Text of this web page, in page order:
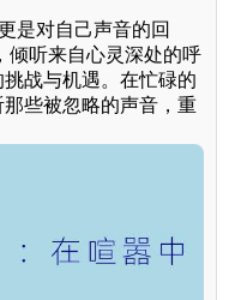
是对自己声音的回
倾听来自心灵深处的呼
战与机遇。在忙碌的
些被忽略的声音，重